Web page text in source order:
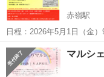
赤嶺駅
日程：2026年5月1日（金）9:00-
ェルネススポーツ２F（沖縄県那覇
員：８名（少人数制）
沖縄 那覇市 赤嶺駅
マルシ